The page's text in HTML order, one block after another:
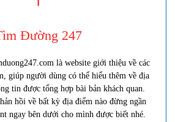
Đường 247
là website giới thiệu về các
giúp người dùng có thể hiểu thêm về địa
tin được tổng hợp bài bản khách quan.
hồi về bất kỳ địa điểm nào đừng ngần
ngay bên dưới cho mình được biết nhé.